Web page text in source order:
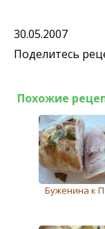
30.05.2007
Поделитесь
Похожие
Буженина к